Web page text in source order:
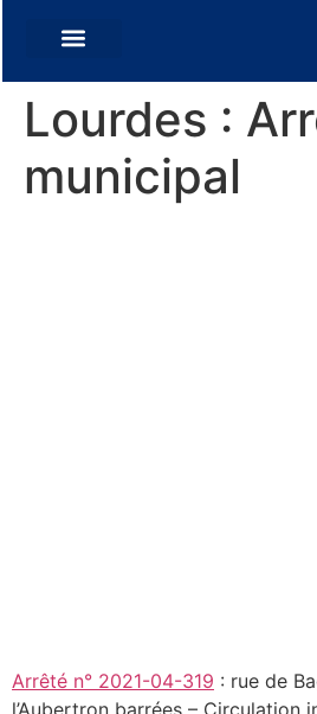
Lourdes :
municipal
Arrêté n° 2021-04-319 : rue de
l’Aubertron barrées – Circulation